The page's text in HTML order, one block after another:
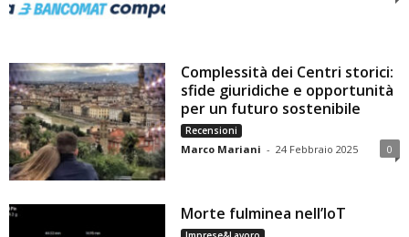
Complessità dei Centri storici:
sfide giuridiche e opportunità
per un futuro sostenibile
Recensioni
Marco Mariani - 24 Febbraio 2025 0
Morte fulminea nell’IoT